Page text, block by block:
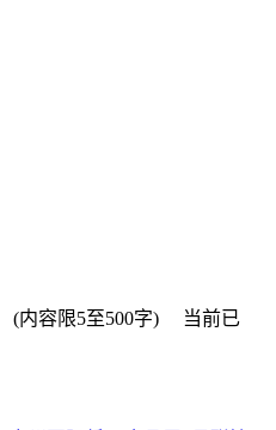
(内容限5至500字) 当前已